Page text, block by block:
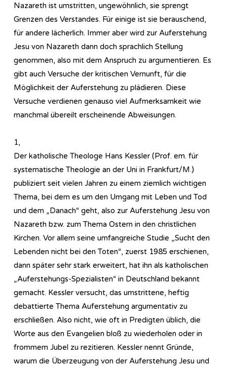
Nazareth ist umstritten, ungewöhnlich, sie sprengt
Grenzen des Verstandes. Für einige ist sie berauschend,
für andere lächerlich. Immer aber wird zur Auferstehung
Jesu von Nazareth dann doch sprachlich Stellung
genommen, also mit dem Anspruch zu argumentieren. Es
gibt auch Versuche der kritischen Vernunft, für die
Möglichkeit der Auferstehung zu plädieren. Diese
Versuche verdienen genauso viel Aufmerksamkeit wie
manchmal übereilt erscheinende Abweisungen.
1,
Der katholische Theologe Hans Kessler (Prof. em. für
systematische Theologie an der Uni in Frankfurt/M.)
publiziert seit vielen Jahren zu einem ziemlich wichtigen
Thema, bei dem es um den Umgang mit Leben und Tod
und dem „Danach“ geht, also zur Auferstehung Jesu von
Nazareth bzw. zum Thema Ostern in den christlichen
Kirchen. Vor allem seine umfangreiche Studie „Sucht den
Lebenden nicht bei den Toten“, zuerst 1985 erschienen,
dann später sehr stark erweitert, hat ihn als katholischen
„Auferstehungs-Spezialisten“ in Deutschland bekannt
gemacht. Kessler versucht, das umstrittene, heftig
debattierte Thema Auferstehung argumentativ zu
erschließen. Also nicht, wie oft in Predigten üblich, die
Worte aus den Evangelien bloß zu wiederholen oder in
frommem Jubel zu rezitieren. Kessler nennt Gründe,
warum die Überzeugung von der Auferstehung Jesu und